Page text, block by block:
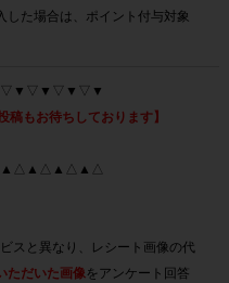
した場合は、ポイント付与対象
もお待ちしております】
スと異なり、レシート画像の代
ただいた画像をアンケート回答